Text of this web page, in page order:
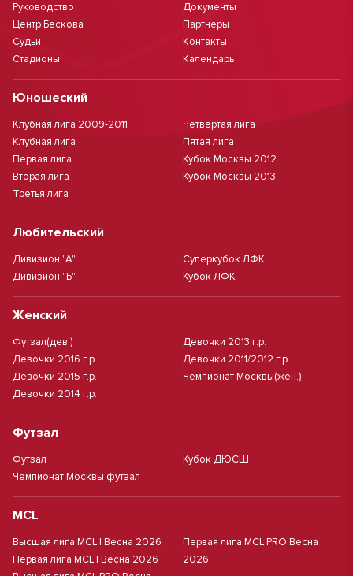
Руководство
Центр Бескова
Судьи
Стадионы
Документы
Партнеры
Контакты
Календарь
Юношеский
Клубная лига 2009-2011
Клубная лига
Первая лига
Вторая лига
Третья лига
Четвертая лига
Пятая лига
Кубок Москвы 2012
Кубок Москвы 2013
Любительский
Дивизион "А"
Дивизион "Б"
Суперкубок ЛФК
Кубок ЛФК
Женский
Футзал(дев.)
Девочки 2016 г.р.
Девочки 2015 г.р.
Девочки 2014 г.р.
Девочки 2013 г.р.
Девочки 2011/2012 г.р.
Чемпионат Москвы(жен.)
Футзал
Футзал
Чемпионат Москвы футзал
Кубок ДЮСШ
MCL
Высшая лига MCL | Весна 2026
Первая лига MCL | Весна 2026
Первая лига MCL PRO Весна
2026